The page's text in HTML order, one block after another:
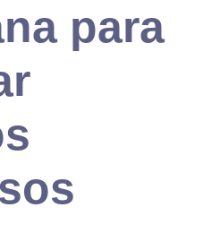
para